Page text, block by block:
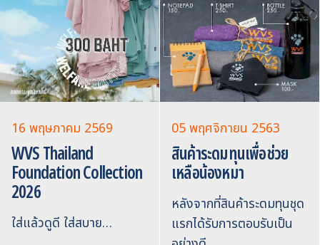
16 พฤษภาคม 2569
WVS Thailand
Foundation Collection
2026
ใส่แล้วดูดี ใส่สบาย…
05 พฤศจิกายน 2563
สินค้าระดมทุนเพื่อช่วย
เหลือน้องหมา
หลังจากที่สินค้าระดมทุนชุด
แรกได้รับการตอบรับเป็น